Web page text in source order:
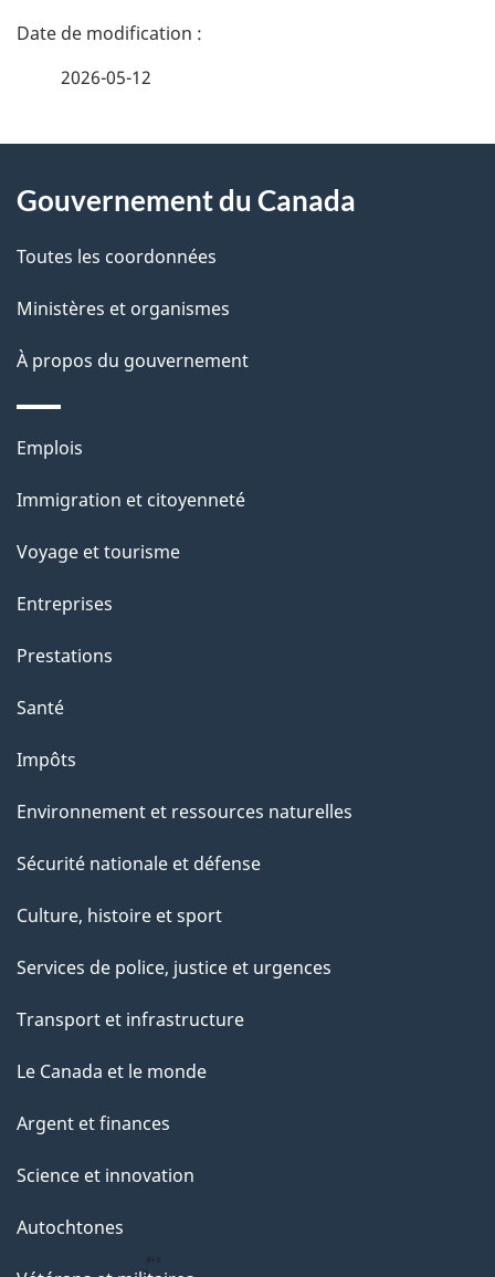
D
i
l
s
d
e
l
a
p
a
g
e
2026-05-12
propos
de
ce
site
Gouvernement du Canada
Toutes les coordonnées
Ministères et organismes
À propos du gouvernement
Thèmes
sujets
Emplois
Immigration et citoyenneté
Voyage et tourisme
Entreprises
Prestations
Santé
Impôts
Environnement et ressources naturelles
Sécurité nationale et défense
Culture, histoire et sport
Services de police, justice et urgences
Transport et infrastructure
Le Canada et le monde
Argent et finances
Science et innovation
Autochtones